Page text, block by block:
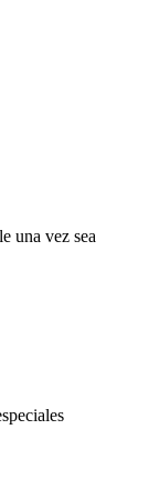
una vez sea